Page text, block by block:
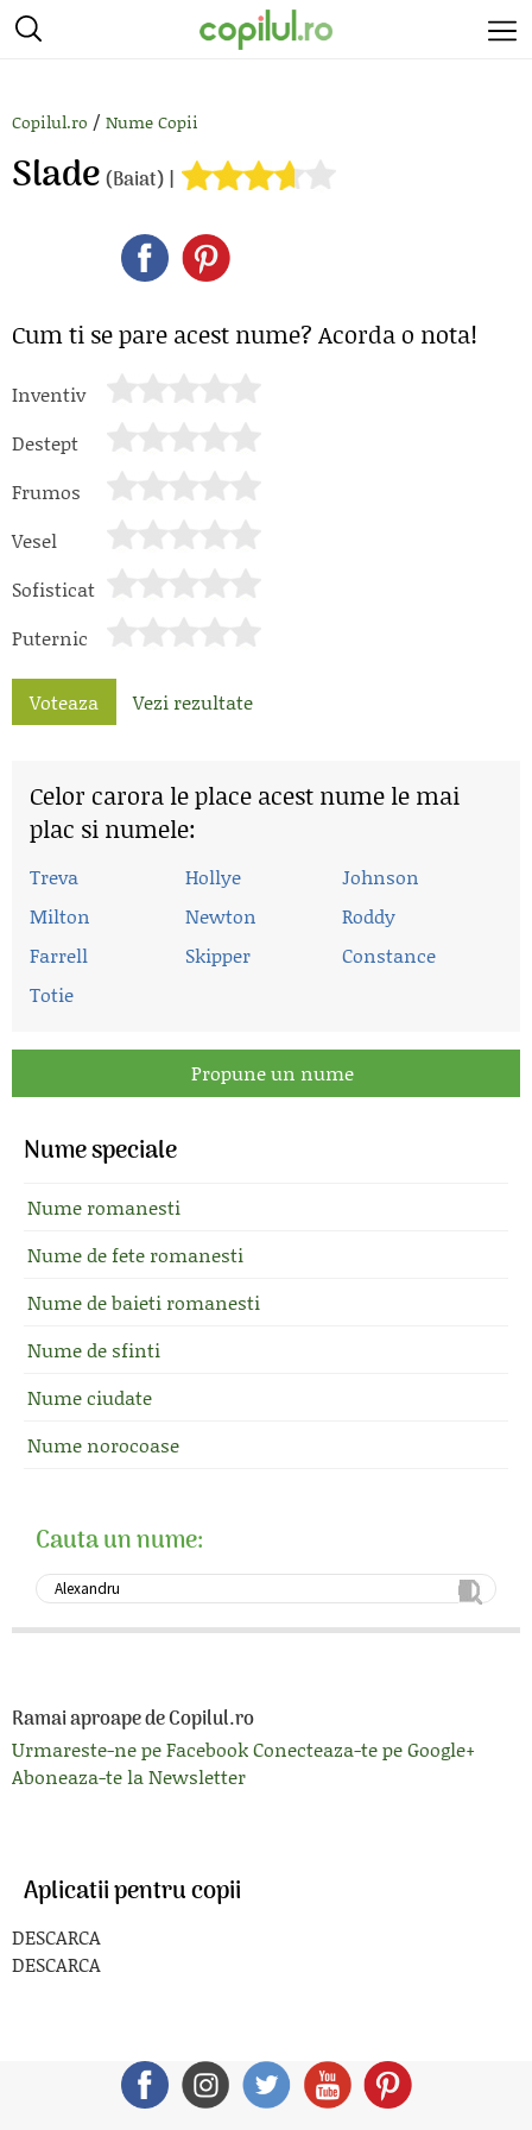
Copilul.ro / Nume Copii
Slade(Baiat) |
Cum ti se pare acest nume? Acorda o nota!
Inventiv
Destept
Frumos
Vesel
Sofisticat
Puternic
Voteaza Vezi rezultate
Celor carora le place acest nume le mai
plac si numele:
Treva Hollye
Johnson
Milton
Newton
Roddy
Farrell
Skipper
Constance
Totie
Propune un nume
Nume speciale
Nume romanesti
Nume de fete romanesti
Nume de baieti romanesti
Nume de sfinti
Nume ciudate
Nume norocoase
Cauta un nume:
Ramai aproape de Copilul.ro
Urmareste-ne pe FacebookConecteaza-te pe Google+
Aboneaza-te la Newsletter
Aplicatii pentru copii
DESCARCA
DESCARCA